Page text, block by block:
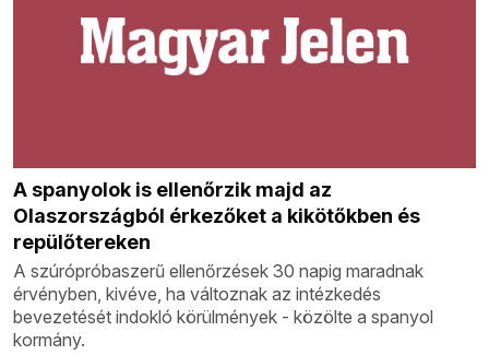
A spanyolok is ellenőrzik majd az
Olaszországból érkezőket a kikötőkben és
repülőtereken
A szúrópróbaszerű ellenőrzések 30 napig maradnak
érvényben, kivéve, ha változnak az intézkedés
bevezetését indokló körülmények - közölte a spanyol
kormány.